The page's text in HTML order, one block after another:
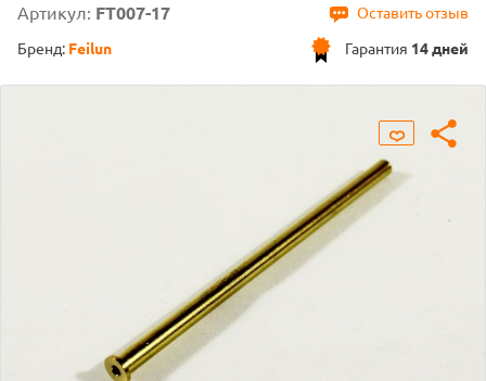
Артикул: FT007-17
Оставить отзыв
Гарантия 14 дней
Бренд: Feilun